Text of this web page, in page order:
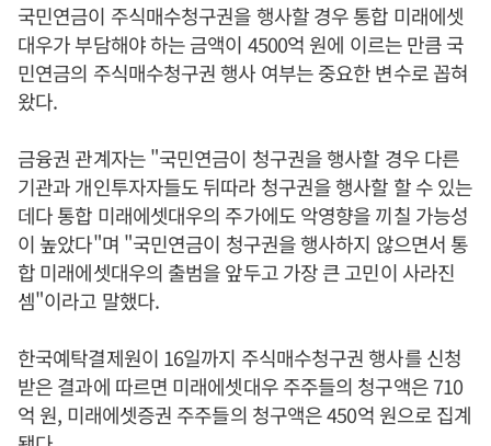
국민연금이 주식매수청구권을 행사할 경우 통합 미래에셋
대우가 부담해야 하는 금액이 4500억 원에 이르는 만큼 국
민연금의 주식매수청구권 행사 여부는 중요한 변수로 꼽혀
왔다.
금융권 관계자는 "국민연금이 청구권을 행사할 경우 다른
기관과 개인투자자들도 뒤따라 청구권을 행사할 할 수 있는
데다 통합 미래에셋대우의 주가에도 악영향을 끼칠 가능성
이 높았다"며 "국민연금이 청구권을 행사하지 않으면서 통
합 미래에셋대우의 출범을 앞두고 가장 큰 고민이 사라진
셈"이라고 말했다.
한국예탁결제원이 16일까지 주식매수청구권 행사를 신청
받은 결과에 따르면 미래에셋대우 주주들의 청구액은 710
억 원, 미래에셋증권 주주들의 청구액은 450억 원으로 집계